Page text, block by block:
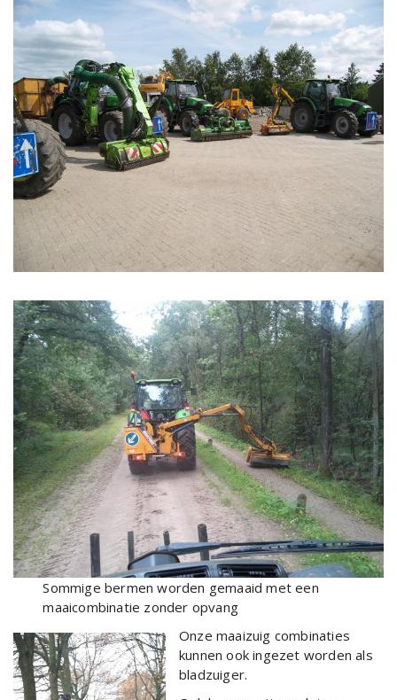
Sommige bermen worden gemaaid met een
maaicombinatie zonder opvang
Onze maaizuig combinaties
kunnen ook ingezet worden als
bladzuiger.